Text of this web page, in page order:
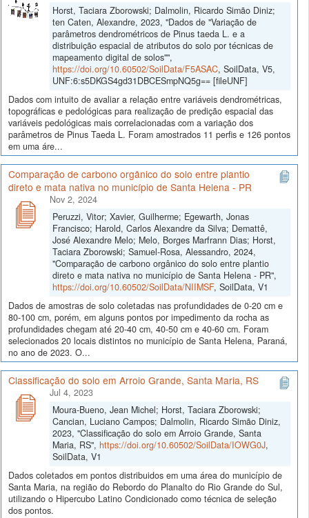
Horst, Taciara Zborowski; Dalmolin, Ricardo Simão Diniz;
ten Caten, Alexandre, 2023, "Dados de "Variação de
parâmetros dendrométricos de Pinus taeda L. e a
distribuição espacial de atributos do solo por técnicas de
mapeamento digital de solos"",
https://doi.org/10.60502/SoilData/F5ASAC, SoilData, V5,
UNF:6:s5DKGS4gd31DBCESmpNQ5g== [fileUNF]
Dados com intuito de avaliar a relação entre variáveis dendrométricas,
topográficas e pedológicas para realização de predição espacial das
variáveis pedológicas mais correlacionadas com a variação dos
parâmetros de Pinus Taeda L. Foram amostrados 11 perfis e 126 pontos
em uma áre...
Comparação de carbono orgânico do solo entre plantio
direto e mata nativa no município de Santa Helena - PR
Nov 2, 2024
Peruzzi, Vitor; Xavier, Guilherme; Egewarth, Jonas
Francisco; Harold, Carlos Alexandre da Silva; Demattê,
José Alexandre Melo; Melo, Borges Marfrann Dias; Horst,
Taciara Zborowski; Samuel-Rosa, Alessandro, 2024,
"Comparação de carbono orgânico do solo entre plantio
direto e mata nativa no município de Santa Helena - PR",
https://doi.org/10.60502/SoilData/NIIMSF, SoilData, V1
Dados de amostras de solo coletadas nas profundidades de 0-20 cm e
80-100 cm, porém, em alguns pontos por impedimento da rocha as
profundidades chegam até 20-40 cm, 40-50 cm e 40-60 cm. Foram
selecionados 20 locais distintos no município de Santa Helena, Paraná,
no ano de 2023. O...
Classificação do solo em Arroio Grande, Santa Maria, RS
Jul 4, 2023
Moura-Bueno, Jean Michel; Horst, Taciara Zborowski;
Cancian, Luciano Campos; Dalmolin, Ricardo Simão Diniz,
2023, "Classificação do solo em Arroio Grande, Santa
Maria, RS", https://doi.org/10.60502/SoilData/IOWG0J,
SoilData, V1
Dados coletados em pontos distribuidos em uma área do município de
Santa Maria, na região do Rebordo do Planalto do Rio Grande do Sul,
utilizando o Hipercubo Latino Condicionado como técnica de seleção
dos pontos.